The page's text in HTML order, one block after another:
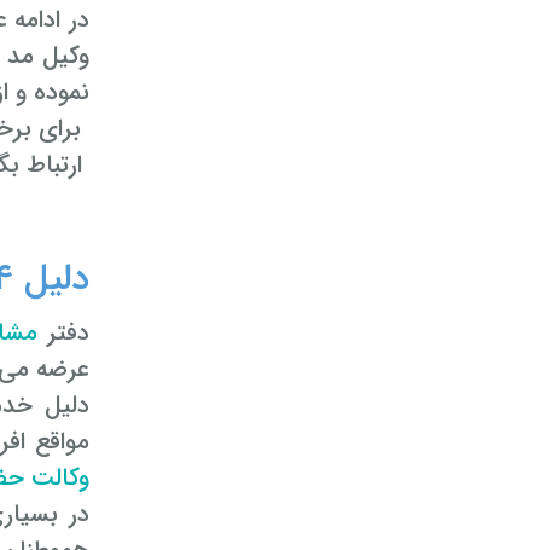
در
وکیل مد
نموده و
برای
ارتباط
دلیل ۲۴ ساعته شدن دفاتر مشاوره حقوقی وکیل تلفنی چیست؟
دفتر
عرضه می
مواقع
وکالت
در